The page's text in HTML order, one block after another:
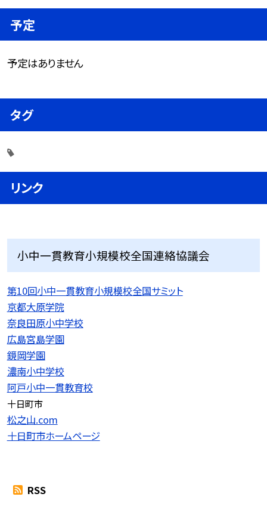
予定
予定はありません
タグ
リンク
小中一貫教育小規模校全国連絡協議会
第10回小中一貫教育小規模校全国サミット
京都大原学院
奈良田原小中学校
広島宮島学園
鏡岡学園
濃南小中学校
阿戸小中一貫教育校
十日町市
松之山.com
十日町市ホームページ
RSS